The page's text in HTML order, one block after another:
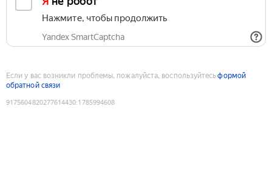
Нажмите, чтобы продолжить
Yandex SmartCaptcha
Если у вас возникли проблемы, пожалуйста, воспользуйтесьформой
обратной связи
9175604820277614430:1785994608